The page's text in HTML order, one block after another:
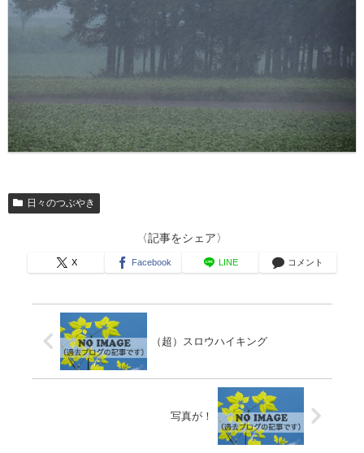
日々のつぶやき
〈記事をシェア〉
X Facebook LINE コメント
（超）スロウハイキング
写真が！